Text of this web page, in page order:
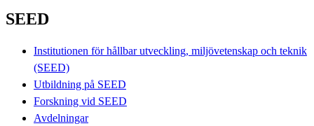
SEED
Institutionen för hållbar utveckling, miljövetenskap och teknik
(SEED)
Utbildning på SEED
Forskning vid SEED
Avdelningar